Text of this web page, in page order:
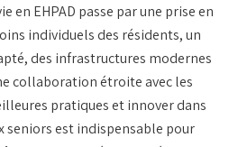
en EHPAD passe par une prise en
individuels des résidents, un
des infrastructures modernes
collaboration étroite avec les
pratiques et innover dans
seniors est indispensable pour